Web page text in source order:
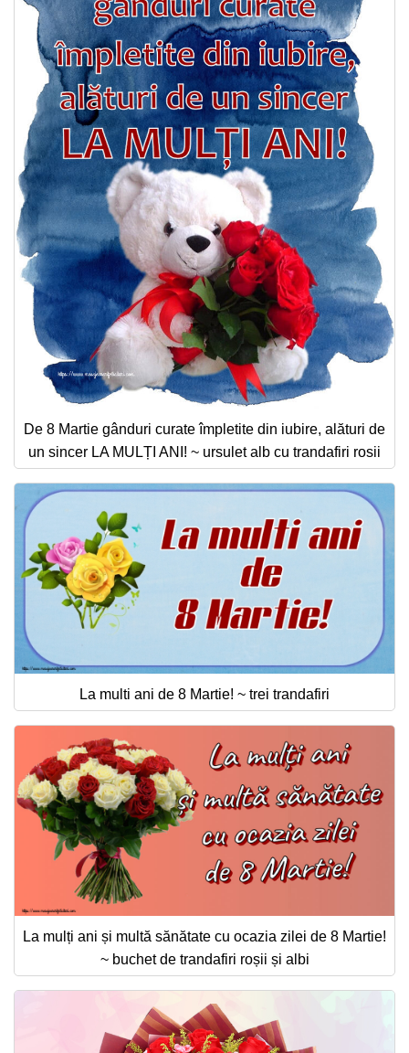
De 8 Martie gânduri curate împletite din iubire, alături de
un sincer LA MULȚI ANI! ~ ursulet alb cu trandafiri rosii
La multi ani de 8 Martie! ~ trei trandafiri
La mulți ani și multă sănătate cu ocazia zilei de 8 Martie!
~ buchet de trandafiri roșii și albi